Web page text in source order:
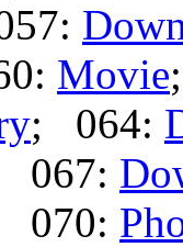
Movie
; 064:
067:
070: